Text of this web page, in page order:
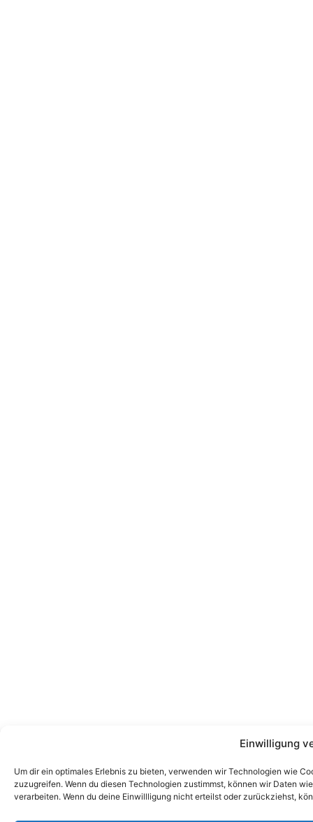
Einwilligung
Um dir ein optimales Erlebnis zu bieten, verwenden wir Technologien wie
zuzugreifen. Wenn du diesen Technologien zustimmst, können wir Daten
verarbeiten. Wenn du deine Einwillligung nicht erteilst oder zurückziehst,